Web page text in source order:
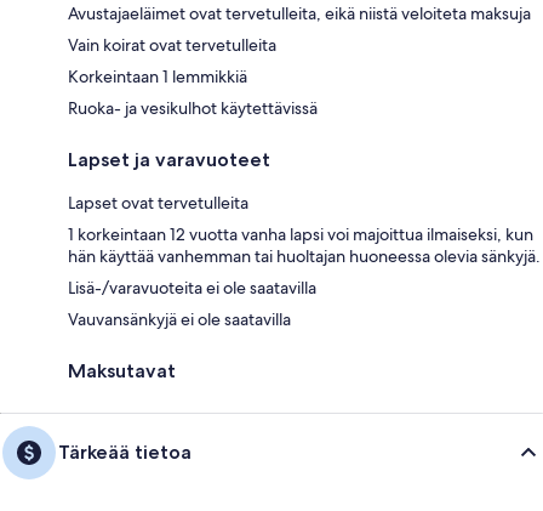
Avustajaeläimet ovat tervetulleita, eikä niistä veloiteta maksuja
Vain koirat ovat tervetulleita
Korkeintaan 1 lemmikkiä
Ruoka- ja vesikulhot käytettävissä
Lapset ja varavuoteet
Lapset ovat tervetulleita
1 korkeintaan 12 vuotta vanha lapsi voi majoittua ilmaiseksi, kun
hän käyttää vanhemman tai huoltajan huoneessa olevia sänkyjä.
Lisä-/varavuoteita ei ole saatavilla
Vauvansänkyjä ei ole saatavilla
Maksutavat
Tärkeää tietoa